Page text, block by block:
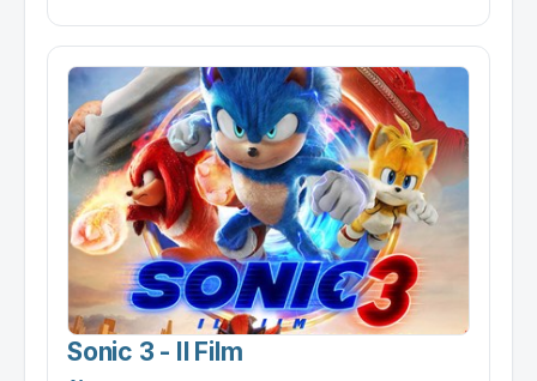
Sonic 3 - Il Film